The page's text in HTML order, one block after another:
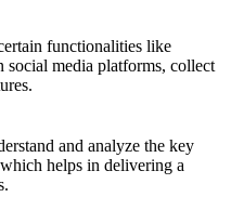
functionalities like
social media platforms, collect
and analyze the key
helps in delivering a